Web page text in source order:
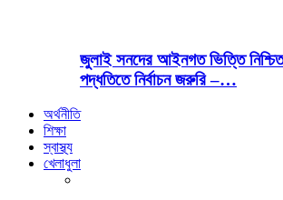
জুলাই সনদের আইনগত ভিত্তি
পদ্ধতিতে নির্বাচন জরুরি –…
অর্থনীতি
শিক্ষা
স্বাস্থ্য
খেলাধুলা